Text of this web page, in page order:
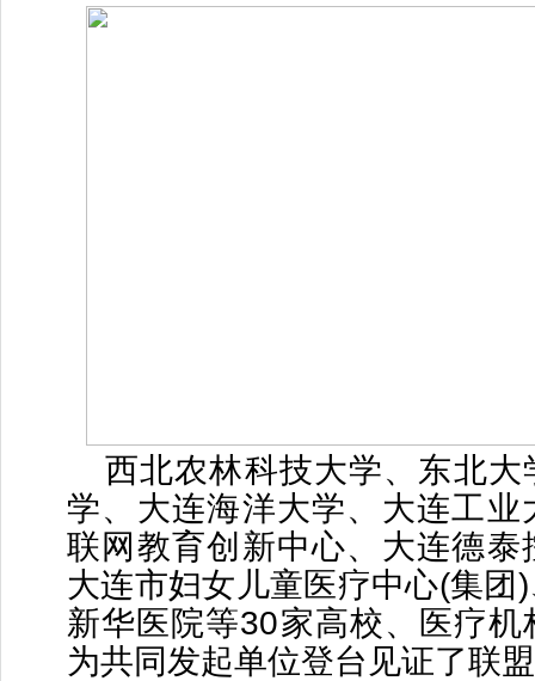
西北农林科技大学、东北大
学、大连海洋大学、大连工业
联网教育创新中心、大连德泰
大连市妇女儿童医疗中心(集团
新华医院等30家高校、医疗机
为共同发起单位登台见证了联